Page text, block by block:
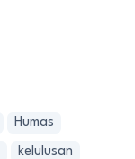
Humas
kelulusan